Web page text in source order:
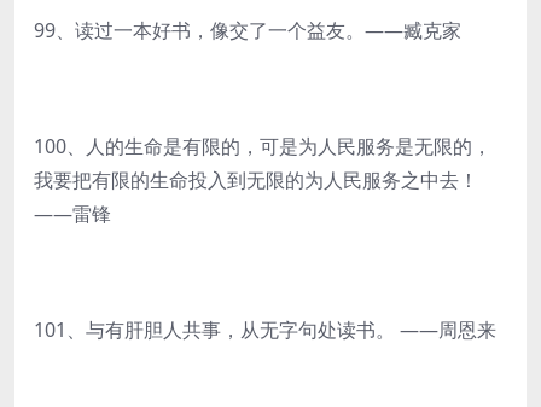
99、读过一本好书，像交了一个益友。——臧克家
100、人的生命是有限的，可是为人民服务是无限的，
我要把有限的生命投入到无限的为人民服务之中去！
——雷锋
101、与有肝胆人共事，从无字句处读书。 ——周恩来